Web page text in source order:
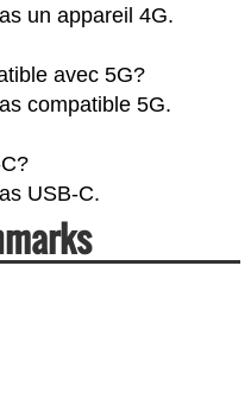
un appareil 4G.
avec 5G?
compatible 5G.
USB-C.